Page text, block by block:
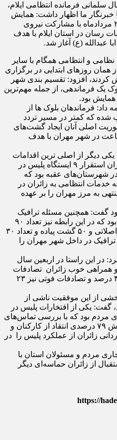
سلمانی فرمانده انتظامی ایلام،
خبرنگار ما اظهار داشت: همایش
بزرگ اربعین در سال جاری از ۲۷ مردادماه با مشارکت نیروی
رسان در استان ایلام با هدف
عبدالله (ع) آغاز شد.
نظامی و انتظامی همگام با سایر
همان روزهای ابتدایی در برگزاری
افزود: تقسیم بندی شهر
هر بلوک یک فرماندهی، از جمله مهم‌ترین
همایش بود.
داد: فرماندهان بلوک ها از
شده که کمتر در مسیر تردد
اصلی آنان ایجاد گشت‌های
و هدفمند به صورت ۲۴ ساعت در شهر مهران با هدف
دیگر از اصلی ترین اقدامات
انجام شده در راستای امنیت زائران استقرار ۹ ایستگاه پلیس در
شهرستان‌های عقبه بود که
خدمات انتظامی به زائران در
به مرز مهران را بر عهده
گفت: همچنین مسئله ترافیک
یکی دیگر از ماموریت‌های پلیس بود که در این رابطه نیز تعداد ۹۰
گشت پلیس راه در محورهای مواصلاتی و ۵۰ گشت پیاده و تعداد ۳۰
در داخل شهر مهران را
در این راستا در اربعین سال
و همراهی خوب زائران تصادفات
در محورهای مواصلاتی استان ۴٠ درصد و تصادفات فوتی نیز ۲۳
از این موفقیت ناشی از
گفت: یکی از افتخارات پلیس در
مردم بود که با بررسی تماس‌های
مردمی با سامانه ۱۹۷ شاهد کاهش ۷۹ درصدی انتقاد از کارکنان و
۴۰ درصدی قدردانی زائران از عملکرد پلیس را در
مردم و مسئولان استان با
از زائران حماسه‌ای دیگر
https://